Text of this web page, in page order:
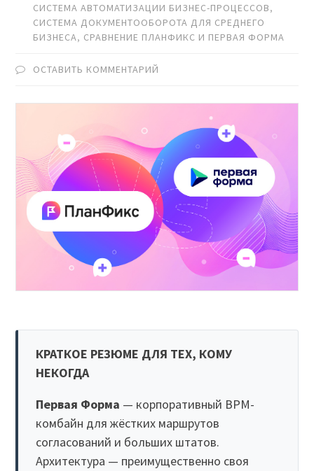
СИСТЕМА АВТОМАТИЗАЦИИ БИЗНЕС-ПРОЦЕССОВ,
СИСТЕМА ДОКУМЕНТООБОРОТА ДЛЯ СРЕДНЕГО
БИЗНЕСА, СРАВНЕНИЕ ПЛАНФИКС И ПЕРВАЯ ФОРМА
ОСТАВИТЬ КОММЕНТАРИЙ
КРАТКОЕ РЕЗЮМЕ ДЛЯ ТЕХ, КОМУ
НЕКОГДА
Первая Форма — корпоративный BPM-
комбайн для жёстких маршрутов
согласований и больших штатов.
Архитектура — преимущественно своя